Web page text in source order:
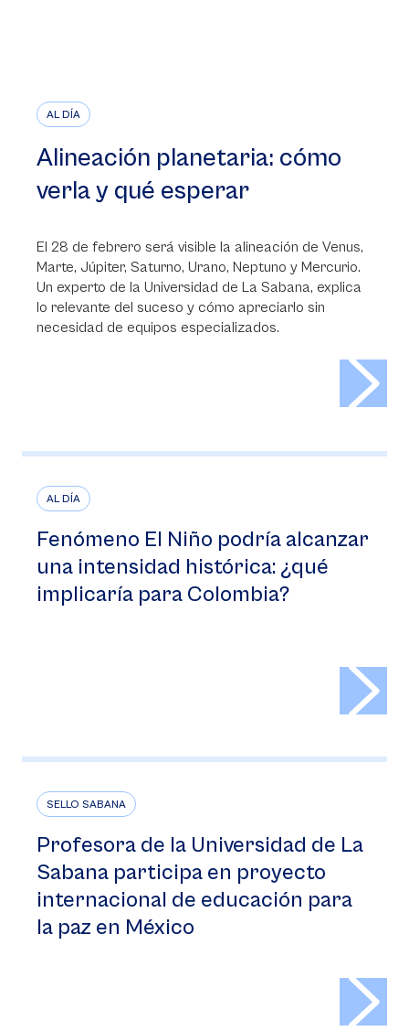
AL DÍA
Alineación planetaria: cómo
verla y qué esperar
El 28 de febrero será visible la alineación de Venus,
Marte, Júpiter, Saturno, Urano, Neptuno y Mercurio.
Un experto de la Universidad de La Sabana, explica
lo relevante del suceso y cómo apreciarlo sin
necesidad de equipos especializados.
AL DÍA
Fenómeno El Niño podría alcanzar
una intensidad histórica: ¿qué
implicaría para Colombia?
SELLO SABANA
Profesora de la Universidad de La
Sabana participa en proyecto
internacional de educación para
la paz en México